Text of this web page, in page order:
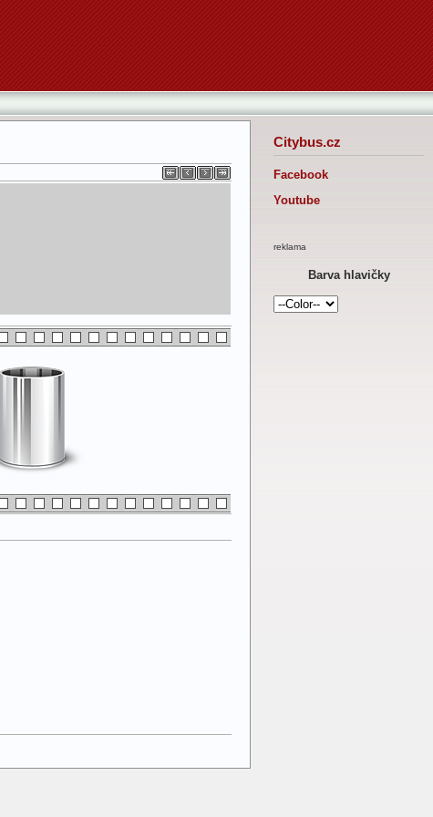
Citybus.cz
Facebook
Youtube
reklama
Barva hlavičky